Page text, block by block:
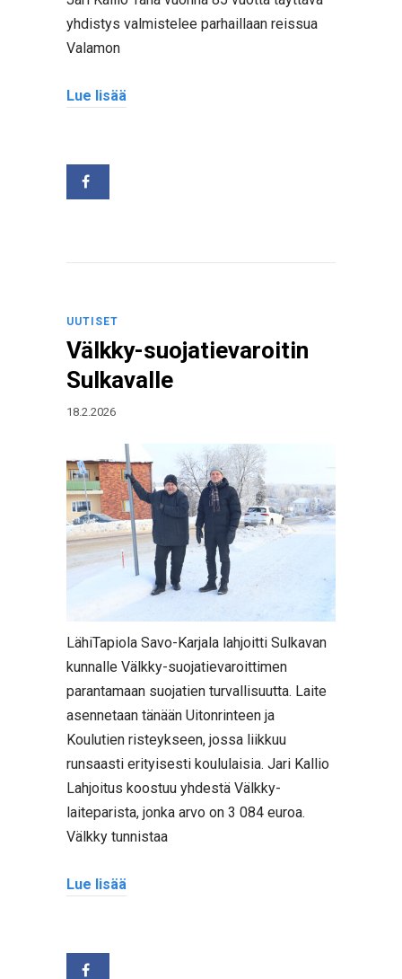
yhdistys valmistelee parhaillaan reissua
Valamon
Lue lisää
UUTISET
Välkky-suojatievaroitin
Sulkavalle
18.2.2026
LähiTapiola Savo-Karjala lahjoitti Sulkavan
kunnalle Välkky-suojatievaroittimen
parantamaan suojatien turvallisuutta. Laite
asennetaan tänään Uitonrinteen ja
Koulutien risteykseen, jossa liikkuu
runsaasti erityisesti koululaisia. Jari Kallio
Lahjoitus koostuu yhdestä Välkky-
laiteparista, jonka arvo on 3 084 euroa.
Välkky tunnistaa
Lue lisää